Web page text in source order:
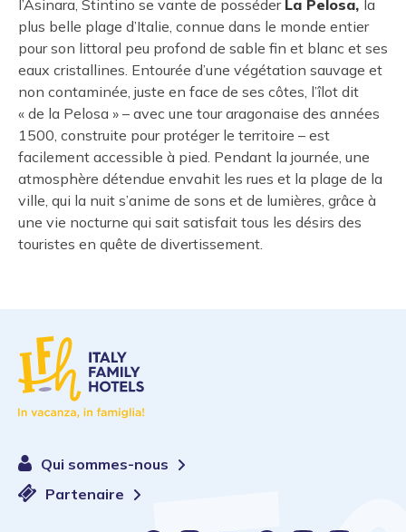
l’Asinara, Stintino se vante de posséder La Pelosa, la
plus belle plage d’Italie, connue dans le monde entier
pour son littoral peu profond de sable fin et blanc et ses
eaux cristallines. Entourée d’une végétation sauvage et
non contaminée, juste en face de ses côtes, l’îlot dit
« de la Pelosa » – avec une tour aragonaise des années
1500, construite pour protéger le territoire – est
facilement accessible à pied. Pendant la journée, une
atmosphère détendue envahit les rues et la plage de la
ville, qui la nuit s’anime de sons et de lumières, grâce à
une vie nocturne qui sait satisfait tous les désirs des
touristes en quête de divertissement.
Qui sommes-nous
Partenaire